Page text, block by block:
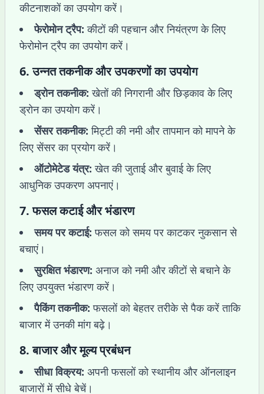
कीटनाशकों का उपयोग करें।
फेरोमोन ट्रैप: कीटों की पहचान और नियंत्रण के लिए
फेरोमोन ट्रैप का उपयोग करें।
6.उन्नत तकनीक और उपकरणों का उपयोग
ड्रोन तकनीक: खेतों की निगरानी और छिड़काव के लिए
ड्रोन का उपयोग करें।
सेंसर तकनीक: मिट्टी की नमी और तापमान को मापने के
लिए सेंसर का प्रयोग करें।
ऑटोमेटेड यंत्र: खेत की जुताई और बुवाई के लिए
आधुनिक उपकरण अपनाएं।
7.फसल कटाई और भंडारण
समय पर कटाई: फसल को समय पर काटकर नुकसान से
बचाएं।
सुरक्षित भंडारण: अनाज को नमी और कीटों से बचाने के
लिए उपयुक्त भंडारण करें।
पैकिंग तकनीक: फसलों को बेहतर तरीके से पैक करें ताकि
बाजार में उनकी मांग बढ़े।
8.बाजार और मूल्य प्रबंधन
सीधा विक्रय: अपनी फसलों को स्थानीय और ऑनलाइन
बाजारों में सीधे बेचें।